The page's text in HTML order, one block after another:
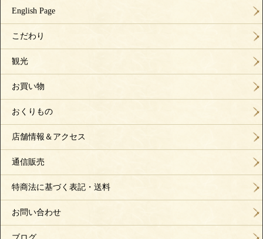
English Page
こだわり
観光
お買い物
おくりもの
店舗情報＆アクセス
通信販売
特商法に基づく表記・送料
お問い合わせ